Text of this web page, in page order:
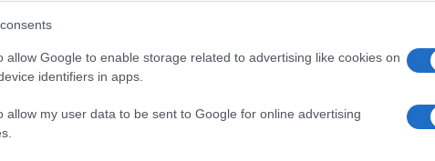
allow Google to enable storage related to advertising like cookies on
identifiers in apps.
allow my user data to be sent to Google for online advertising
ont été lancées, demandant que l’État
la torture par les forces policières françaises. En
pour condamner ces actions par une
des douze ». En 2024, cet appel a été réitéré
associations de défense des droits de l’homme et
l’admission de la responsabilité de l’État